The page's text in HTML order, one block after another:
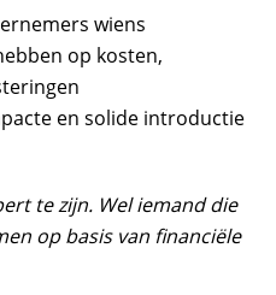
wiens
op kosten,
en solide introductie
te zijn. Wel iemand die
op basis van financiële